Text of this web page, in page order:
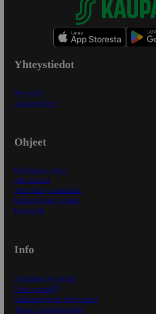
Yhteystiedot
Myymälät
Asiakaspalvelu
Ohjeet
Ensitilaajan ohjeet
Näin maksat
Näin tilaat ja muokkaat
Kaikki ohjeet ja vinkit
In English
Info
S-Business yrityksille
Oiva-raportit
Osuuskauppojen yhteystiedot
Tilaus- ja toimitusehdot